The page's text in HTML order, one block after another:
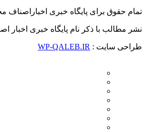
تمام حقوق برای پایگاه خبری
نشر مطالب با ذکر نام پایگاه خبری اخبار
طراحی سایت : WP-QALEB.IR